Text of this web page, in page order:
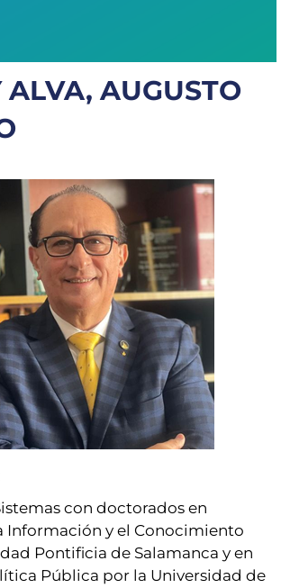
ALVA, AUGUSTO
con doctorados en
Información y el Conocimiento
Pontificia de Salamanca y en
Pública por la Universidad de